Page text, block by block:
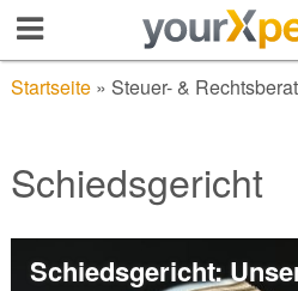
Startseite» Steuer- &
Schiedsgericht
Schiedsgericht: